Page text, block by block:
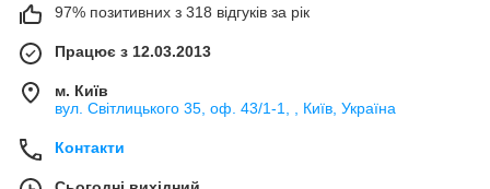
97% позитивних з 318 відгуків за рік
Працює з 12.03.2013
м. Київ
вул. Світлицького 35, оф. 43/1-1, , Київ, Україна
Контакти